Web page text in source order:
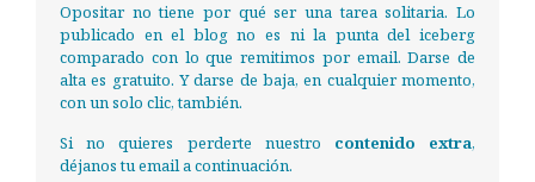
Opositar no tiene por qué ser una tarea solitaria. Lo
publicado en el blog no es ni la punta del iceberg
comparado con lo que remitimos por email. Darse de
alta es gratuito. Y darse de baja, en cualquier momento,
con un solo clic, también.
Si no quieres perderte nuestro contenido extra,
déjanos tu email a continuación.